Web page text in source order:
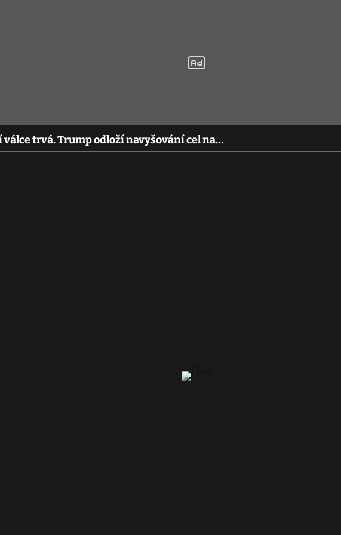
válce trvá. Trump odloží navyšování cel na…